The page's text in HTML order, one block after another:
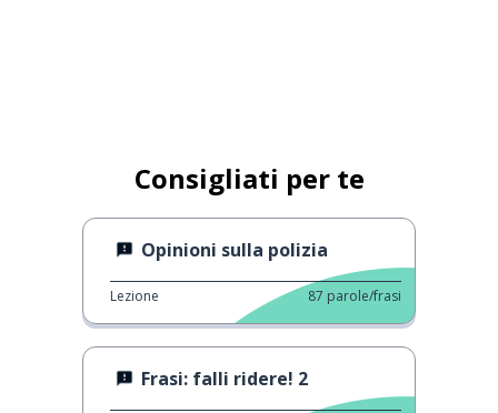
Consigliati per te
Opinioni sulla polizia
Lezione 87 parole/frasi
Frasi: falli ridere! 2